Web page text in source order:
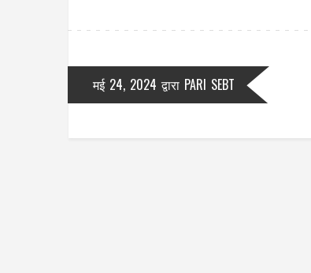
मई 24, 2024 द्वारा PARI SEBT